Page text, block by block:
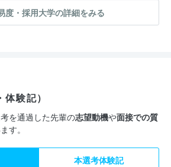
度・採用大学の詳細をみる
験記）
を通過した先輩の志望動機や面接での質
す。
本選考体験記